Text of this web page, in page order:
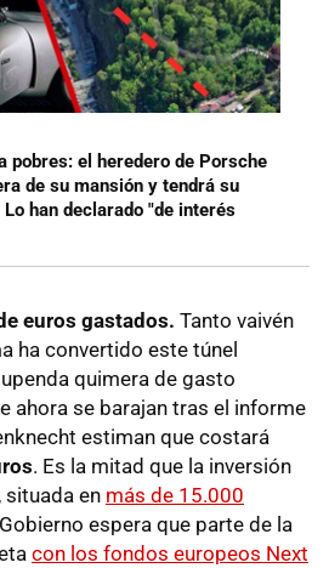
pobres: el heredero de Porsche
de su mansión y tendrá su
han declarado "de interés
euros gastados. Tanto vaivén
ha convertido este túnel
quimera de gasto
ahora se barajan tras el informe
estiman que costará
. Es la mitad que la inversión
situada en más de 15.000
espera que parte de la
con los fondos europeos Next